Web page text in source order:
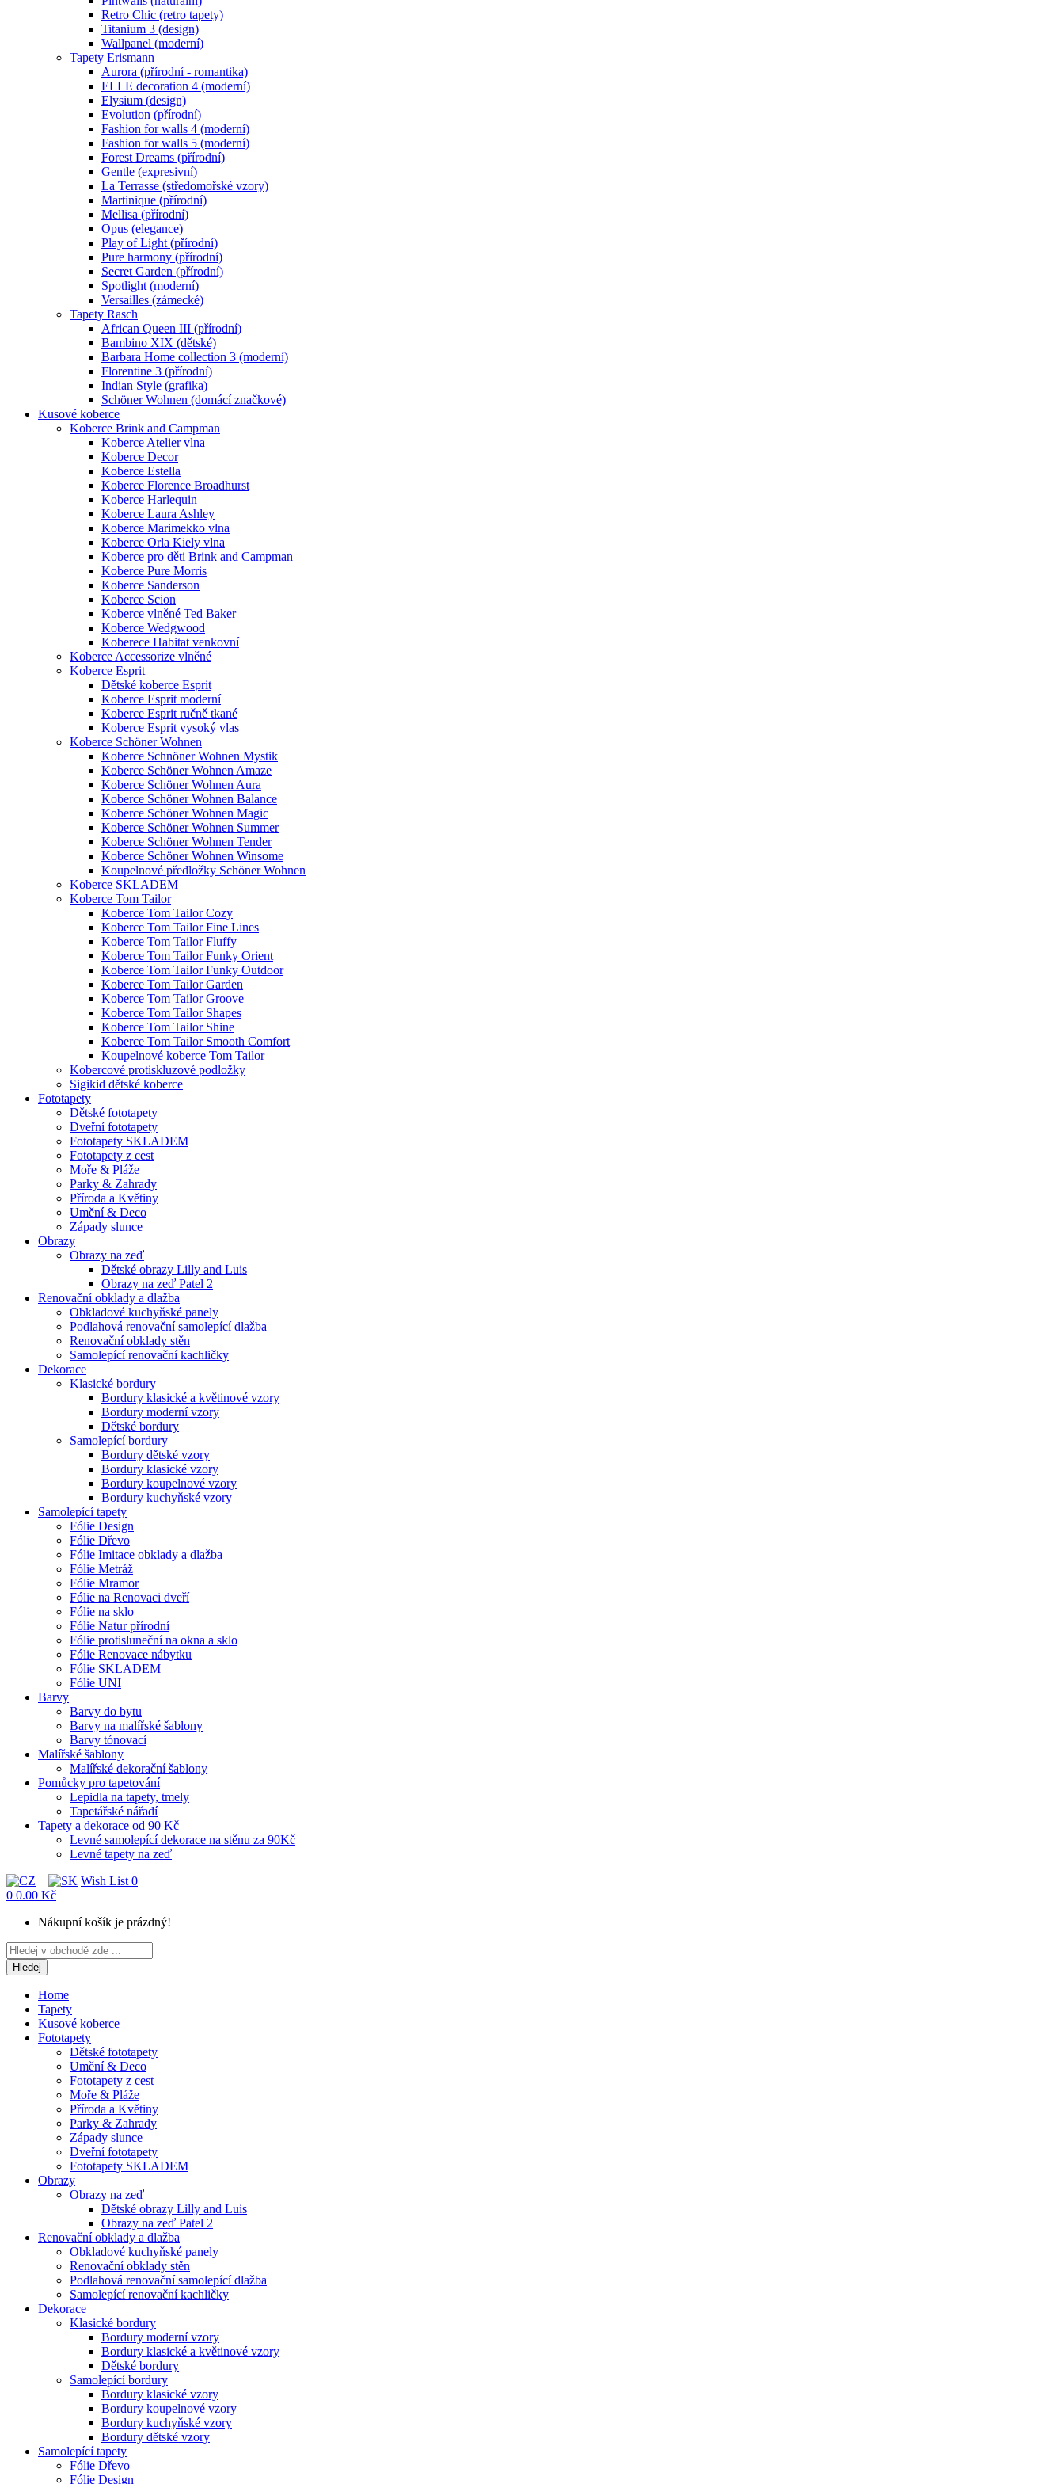
Retro Chic (retro tapety)
Titanium 3 (design)
Wallpanel (moderní)
Tapety Erismann
Aurora (přírodní - romantika)
ELLE decoration 4 (moderní)
Elysium (design)
Evolution (přírodní)
Fashion for walls 4 (moderní)
Fashion for walls 5 (moderní)
Forest Dreams (přírodní)
Gentle (expresivní)
La Terrasse (středomořské vzory)
Martinique (přírodní)
Mellisa (přírodní)
Opus (elegance)
Play of Light (přírodní)
Pure harmony (přírodní)
Secret Garden (přírodní)
Spotlight (moderní)
Versailles (zámecké)
Tapety Rasch
African Queen III (přírodní)
Bambino XIX (dětské)
Barbara Home collection 3 (moderní)
Florentine 3 (přírodní)
Indian Style (grafika)
Schöner Wohnen (domácí značkové)
Kusové koberce
Koberce Brink and Campman
Koberce Atelier vlna
Koberce Decor
Koberce Estella
Koberce Florence Broadhurst
Koberce Harlequin
Koberce Laura Ashley
Koberce Marimekko vlna
Koberce Orla Kiely vlna
Koberce pro děti Brink and Campman
Koberce Pure Morris
Koberce Sanderson
Koberce Scion
Koberce vlněné Ted Baker
Koberce Wedgwood
Koberece Habitat venkovní
Koberce Accessorize vlněné
Koberce Esprit
Dětské koberce Esprit
Koberce Esprit moderní
Koberce Esprit ručně tkané
Koberce Esprit vysoký vlas
Koberce Schöner Wohnen
Koberce Schnöner Wohnen Mystik
Koberce Schöner Wohnen Amaze
Koberce Schöner Wohnen Aura
Koberce Schöner Wohnen Balance
Koberce Schöner Wohnen Magic
Koberce Schöner Wohnen Summer
Koberce Schöner Wohnen Tender
Koberce Schöner Wohnen Winsome
Koupelnové předložky Schöner Wohnen
Koberce SKLADEM
Koberce Tom Tailor
Koberce Tom Tailor Cozy
Koberce Tom Tailor Fine Lines
Koberce Tom Tailor Fluffy
Koberce Tom Tailor Funky Orient
Koberce Tom Tailor Funky Outdoor
Koberce Tom Tailor Garden
Koberce Tom Tailor Groove
Koberce Tom Tailor Shapes
Koberce Tom Tailor Shine
Koberce Tom Tailor Smooth Comfort
Koupelnové koberce Tom Tailor
Kobercové protiskluzové podložky
Sigikid dětské koberce
Fototapety
Dětské fototapety
Dveřní fototapety
Fototapety SKLADEM
Fototapety z cest
Moře & Pláže
Parky & Zahrady
Příroda a Květiny
Umění & Deco
Západy slunce
Obrazy
Obrazy na zeď
Dětské obrazy Lilly and Luis
Obrazy na zeď Patel 2
Renovační obklady a dlažba
Obkladové kuchyňské panely
Podlahová renovační samolepící dlažba
Renovační obklady stěn
Samolepící renovační kachličky
Dekorace
Klasické bordury
Bordury klasické a květinové vzory
Bordury moderní vzory
Dětské bordury
Samolepící bordury
Bordury dětské vzory
Bordury klasické vzory
Bordury koupelnové vzory
Bordury kuchyňské vzory
Samolepící tapety
Fólie Design
Fólie Dřevo
Fólie Imitace obklady a dlažba
Fólie Metráž
Fólie Mramor
Fólie na Renovaci dveří
Fólie na sklo
Fólie Natur přírodní
Fólie protisluneční na okna a sklo
Fólie Renovace nábytku
Fólie SKLADEM
Fólie UNI
Barvy
Barvy do bytu
Barvy na malířské šablony
Barvy tónovací
Malířské šablony
Malířské dekorační šablony
Pomůcky pro tapetování
Lepidla na tapety, tmely
Tapetářské nářadí
Tapety a dekorace od 90 Kč
Levné samolepící dekorace na stěnu za 90Kč
Levné tapety na zeď
Wish List 0
0 0.00 Kč
Nákupní košík je prázdný!
Hledej
Home
Tapety
Kusové koberce
Fototapety
Dětské fototapety
Umění & Deco
Fototapety z cest
Moře & Pláže
Příroda a Květiny
Parky & Zahrady
Západy slunce
Dveřní fototapety
Fototapety SKLADEM
Obrazy
Obrazy na zeď
Dětské obrazy Lilly and Luis
Obrazy na zeď Patel 2
Renovační obklady a dlažba
Obkladové kuchyňské panely
Renovační obklady stěn
Podlahová renovační samolepící dlažba
Samolepící renovační kachličky
Dekorace
Klasické bordury
Bordury moderní vzory
Bordury klasické a květinové vzory
Dětské bordury
Samolepící bordury
Bordury klasické vzory
Bordury koupelnové vzory
Bordury kuchyňské vzory
Bordury dětské vzory
Samolepící tapety
Fólie Dřevo
Fólie Design